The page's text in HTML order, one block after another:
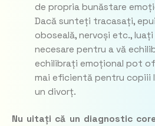
de propria bunăstare
Dacă sunteți tracasați,
oboseală, nervoși etc., luați
necesare pentru a vă
echilibrați emoțional pot
mai eficientă pentru copiii
un divorț.
Nu uitați că un diagnostic